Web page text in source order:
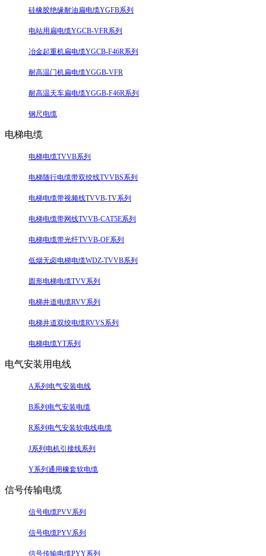
硅橡胶绝缘耐油扁电缆YGFB系列
电站用扁电缆YGCB-VFR系列
冶金起重机扁电缆YGCB-F46R系列
耐高温门机扁电缆YGGB-VFR
耐高温天车扁电缆YGGB-F46R系列
钢尺电缆
电梯电缆
电梯电缆TVVB系列
电梯随行电缆带双绞线TVVBS系列
电梯电缆带视频线TVVB-TV系列
电梯电缆带网线TVVB-CAT5E系列
电梯电缆带光纤TVVB-OF系列
低烟无卤电梯电缆WDZ-TVVB系列
圆形电梯电缆TVV系列
电梯井道电缆RVV系列
电梯井道双绞电缆RVVS系列
电梯电缆YT系列
电气安装用电线
A系列电气安装电线
B系列电气安装电缆
R系列电气安装软电线电缆
J系列电机引接线系列
Y系列通用橡套软电缆
信号传输电缆
信号电缆PVV系列
信号电缆PYV系列
信号传输电缆PYY系列